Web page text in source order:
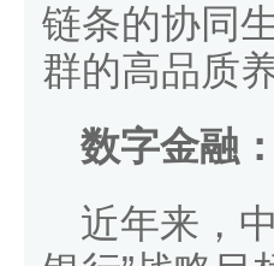
链条的协同
群的高品质
数字金融
近年来，